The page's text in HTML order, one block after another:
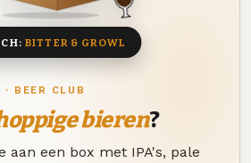
· BEER CLUB
bieren?
aan een box met IPA's, pale
BITTER & GROWL